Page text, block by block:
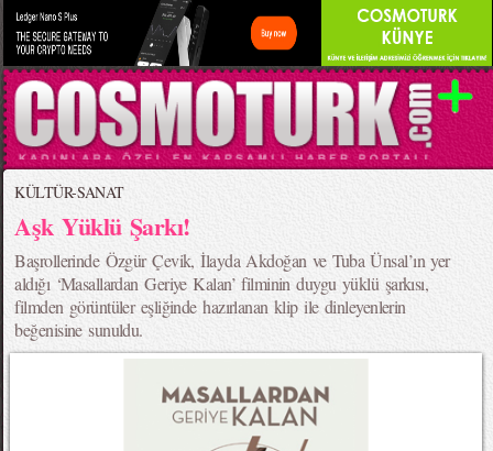
KÜLTÜR-SANAT
Aşk Yüklü Şarkı!
Başrollerinde Özgür Çevik, İlayda Akdoğan ve Tuba Ünsal’ın yer
aldığı ‘Masallardan Geriye Kalan’ filminin duygu yüklü şarkısı,
filmden görüntüler eşliğinde hazırlanan klip ile dinleyenlerin
beğenisine sunuldu.